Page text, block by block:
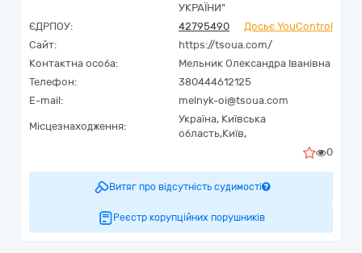
УКРАЇНИ"
ЄДРПОУ:
42795490
Досьє YouControl
Сайт:
https://tsoua.com/
Контактна особа:
Мельник Олександра Іванівна
Телефон:
380444612125
E-mail:
melnyk-oi@tsoua.com
Місцезнаходження:
Україна, Київська
область,Київ,
0
Витяг про відсутність судимості
Реєстр корупційних порушників